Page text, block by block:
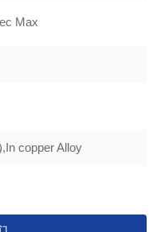
Max
copper Alloy